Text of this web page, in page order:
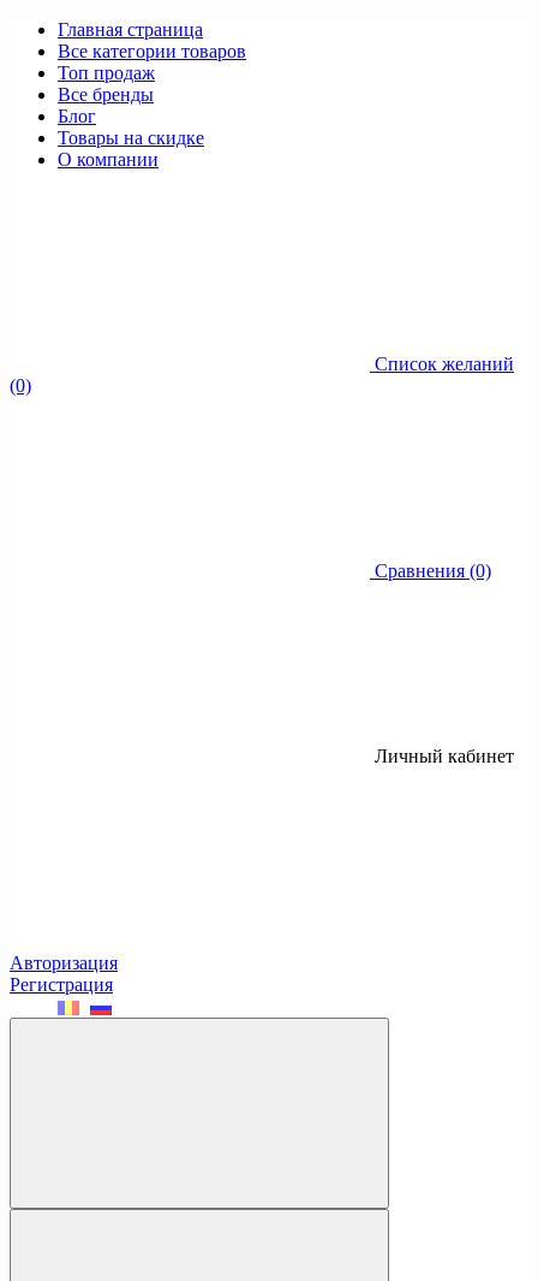
Главная страница
Все категории товаров
Топ продаж
Все бренды
Блог
Товары на скидке
О компании
Список желаний
(0)
Сравнения (0)
Личный кабинет
Авторизация
Регистрация